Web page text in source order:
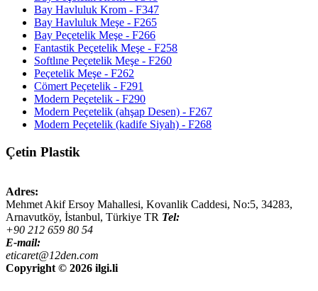
Bay Havluluk Krom - F347
Bay Havluluk Meşe - F265
Bay Peçetelik Meşe - F266
Fantastik Peçetelik Meşe - F258
Softlıne Peçetelik Meşe - F260
Peçetelik Meşe - F262
Cömert Peçetelik - F291
Modern Peçetelik - F290
Modern Peçetelik (ahşap Desen) - F267
Modern Peçetelik (kadife Siyah) - F268
Çetin Plastik
Adres:
Mehmet Akif Ersoy Mahallesi, Kovanlik Caddesi, No:5, 34283,
Arnavutköy, İstanbul, Türkiye TR Tel:
+90 212 659 80 54
E-mail:
eticaret@12den.com
Copyright © 2026 ilgi.li